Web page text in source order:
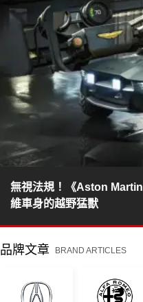
無視法規！《Aston
維車身的越野猛獸
品牌文章 BRAND ARTICLES